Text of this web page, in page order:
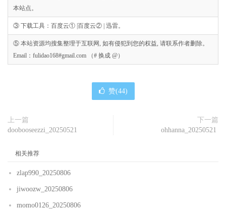
本站点。
③ 下载工具：百度云① |百度云② | 迅雷。
⑤ 本站资源均搜集整理于互联网, 如有侵犯到您的权益, 请联系作者删除。
Email：fulidao168#gmail.com （# 换成 @）
赞(44)
上一篇
doobooseezzi_20250521
下一篇
ohhanna_20250521
相关推荐
zlap990_20250806
jiwoozw_20250806
momo0126_20250806